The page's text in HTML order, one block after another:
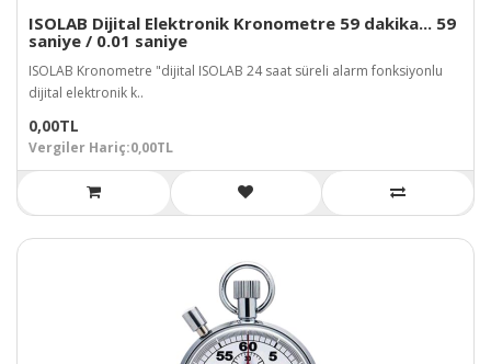
ISOLAB Dijital Elektronik Kronometre 59 dakika... 59
saniye / 0.01 saniye
ISOLAB Kronometre "dijital ISOLAB 24 saat süreli alarm fonksiyonlu
dijital elektronik k..
0,00TL
Vergiler Hariç:0,00TL